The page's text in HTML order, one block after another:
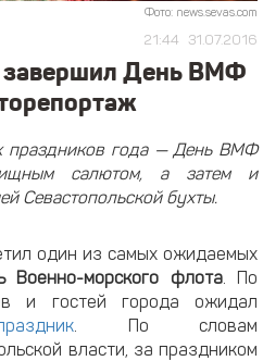
Фото: news.sevas.com
21:44 31.07.2016
День ВМФ
праздников года — День ВМФ
салютом, а затем и
Севастопольской бухты.
один из самых ожидаемых
Военно-морского флота. По
и гостей города ожидал
. По словам
власти, за праздником